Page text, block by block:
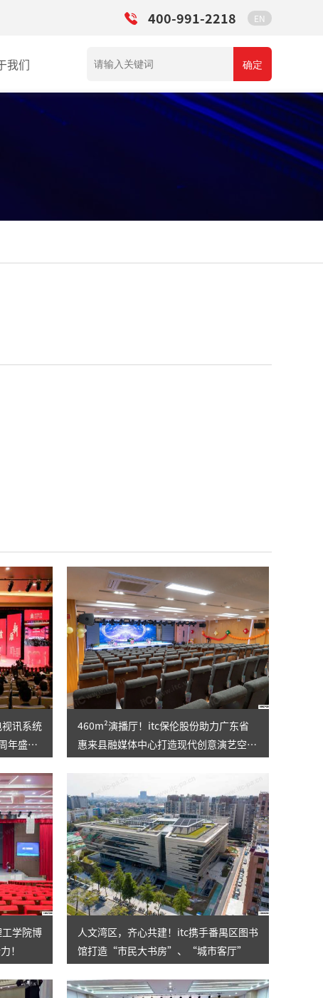
400-991-2218 EN
我们 确定
讯系统
年盛
460m²演播厅！itc保伦股份助力广东省
惠来县融媒体中心打造现代创意演艺空
学院博
！
人文湾区，齐心共建！itc携手番禺区图书
馆打造“市民大书房”、“城市客厅”